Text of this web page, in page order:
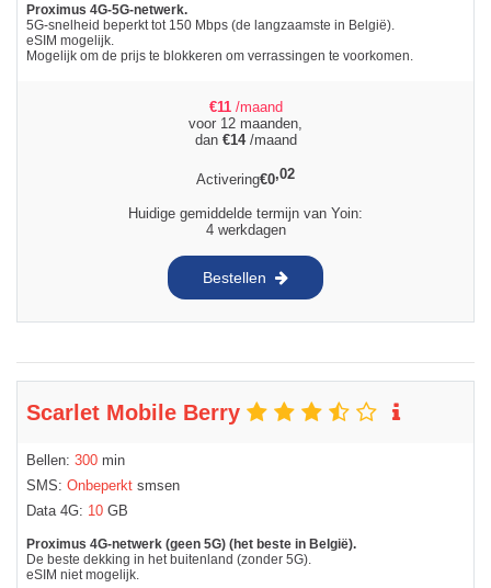
Proximus 4G-5G-netwerk.
5G-snelheid beperkt tot 150 Mbps (de langzaamste in België).
eSIM mogelijk.
Mogelijk om de prijs te blokkeren om verrassingen te voorkomen.
€11 /maand
voor 12 maanden,
dan €14/maand
Activering€0,02
Huidige gemiddelde termijn van Yoin:
4 werkdagen
Bestellen
Scarlet Mobile Berry
Bellen: 300 min
SMS: Onbeperkt smsen
Data 4G: 10 GB
Proximus 4G-netwerk (geen 5G) (het beste in België).
De beste dekking in het buitenland (zonder 5G).
eSIM niet mogelijk.